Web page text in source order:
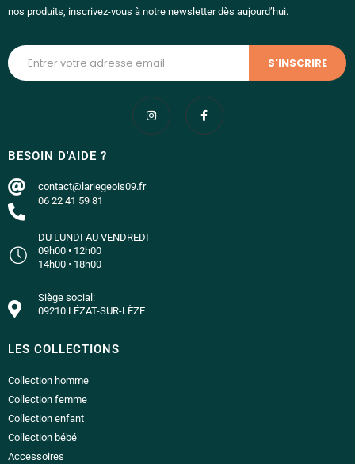
nos produits, inscrivez-vous à notre newsletter dès aujourd’hui.
BESOIN D'AIDE ?
contact@lariegeois09.fr
06 22 41 59 81
DU LUNDI AU VENDREDI
09h00 • 12h00
14h00 • 18h00
Siège social:
09210 LÉZAT-SUR-LÈZE
LES COLLECTIONS
Collection homme
Collection femme
Collection enfant
Collection bébé
Accessoires